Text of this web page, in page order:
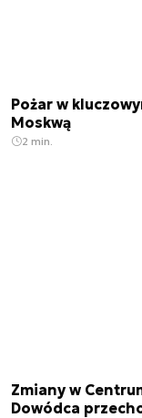
Pożar w
Moskwą
2 min.
Zmiany w
Dowódca